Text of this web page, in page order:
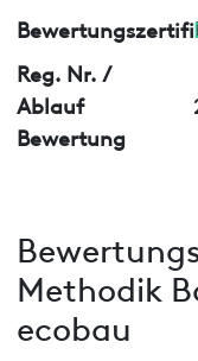
Reg. Nr. /
Ablauf
Bewertung
Methodik
ecobau